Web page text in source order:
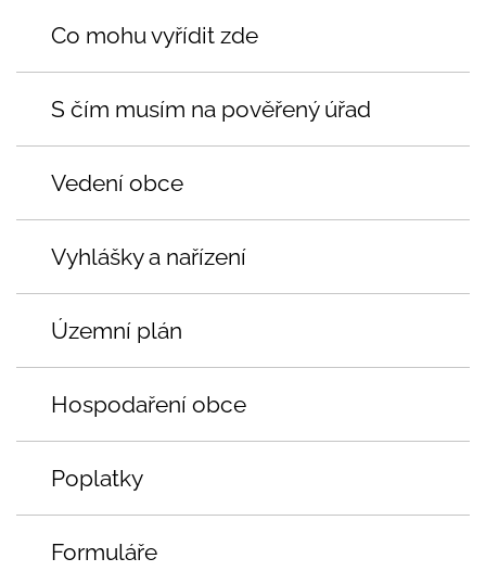
Co mohu vyřídit zde
S čím musím na pověřený úřad
Vedení obce
Vyhlášky a nařízení
Územní plán
Hospodaření obce
Poplatky
Formuláře